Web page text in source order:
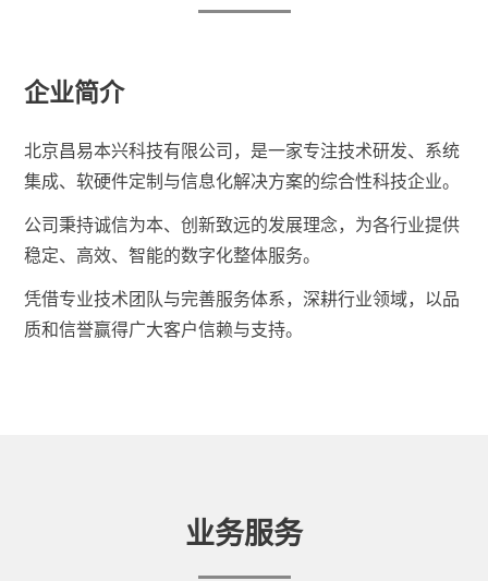
企业简介
北京昌易本兴科技有限公司，是一家专注技术研发、系统
集成、软硬件定制与信息化解决方案的综合性科技企业。
公司秉持诚信为本、创新致远的发展理念，为各行业提供
稳定、高效、智能的数字化整体服务。
凭借专业技术团队与完善服务体系，深耕行业领域，以品
质和信誉赢得广大客户信赖与支持。
业务服务